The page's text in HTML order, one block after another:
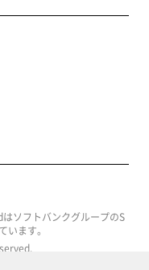
ソフトバンクグループのS
ます。